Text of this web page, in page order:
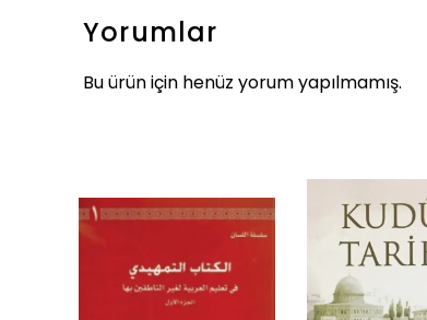
Yorumlar
Bu ürün için henüz yorum yapılmamış.